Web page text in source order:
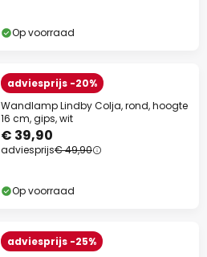
Op voorraad
adviesprijs -20%
Wandlamp Lindby Colja, rond, hoogte
16 cm, gips, wit
€ 39,90
adviesprijs€ 49,90
Op voorraad
adviesprijs -25%